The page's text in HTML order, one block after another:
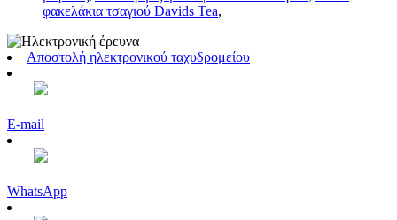
φακελάκια τσαγιού Davids Tea,
Αποστολή ηλεκτρονικού ταχυδρομείου
E-mail
WhatsApp